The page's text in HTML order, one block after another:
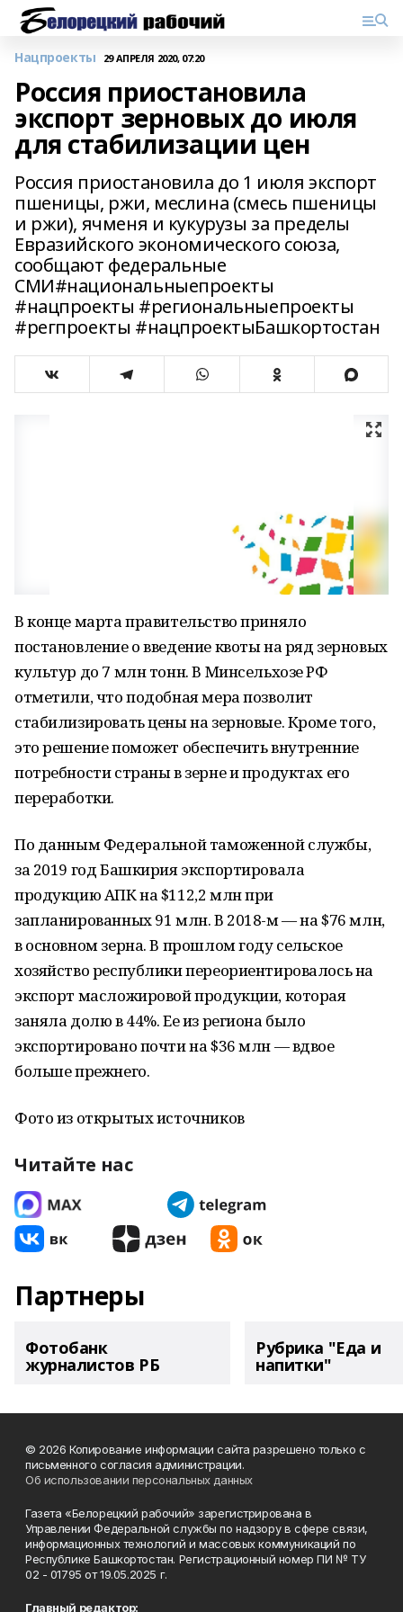
Нацпроекты 29 АПРЕЛЯ 2020, 07:20
Россия приостановила
экспорт зерновых до июля
для стабилизации цен
Россия приостановила до 1 июля экспорт
пшеницы, ржи, меслина (смесь пшеницы
и ржи), ячменя и кукурузы за пределы
Евразийского экономического союза,
сообщают федеральные
СМИ#национальныепроекты
#нацпроекты #региональныепроекты
#регпроекты #нацпроектыБашкортостан
В конце марта правительство приняло
постановление о введение квоты на ряд зерновых
культур до 7 млн тонн. В Минсельхозе РФ
отметили, что подобная мера позволит
стабилизировать цены на зерновые. Кроме того,
это решение поможет обеспечить внутренние
потребности страны в зерне и продуктах его
переработки.
По данным Федеральной таможенной службы,
за 2019 год Башкирия экспортировала
продукцию АПК на $112,2 млн при
запланированных 91 млн. В 2018-м — на $76 млн,
в основном зерна. В прошлом году сельское
хозяйство республики переориентировалось на
экспорт масложировой продукции, которая
заняла долю в 44%. Ее из региона было
экспортировано почти на $36 млн — вдвое
больше прежнего.
Фото из открытых источников
Читайте нас
Партнеры
Фотобанк
журналистов РБ
Рубрика "Еда и
напитки"
© 2026 Копирование информации сайта разрешено только с
письменного согласия администрации.
Об использовании персональных данных
Газета «Белорецкий рабочий» зарегистрирована в
Управлении Федеральной службы по надзору в сфере связи,
информационных технологий и массовых коммуникаций по
Республике Башкортостан. Регистрационный номер ПИ № ТУ
02 - 01795 от 19.05.2025 г.
Главный редактор: